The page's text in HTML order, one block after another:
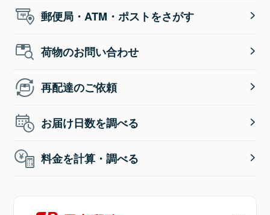
郵便局・ATM・ポストをさがす
荷物のお問い合わせ
再配達のご依頼
お届け日数を調べる
料金を計算・調べる